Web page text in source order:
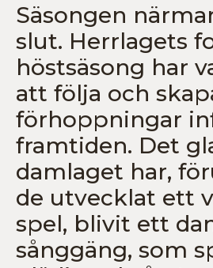
Säsongen
slut. Herrlagets
höstsäsong har
att följa och
förhoppningar
framtiden. Det
damlaget har,
de utvecklat ett
spel, blivit ett
sånggäng, som